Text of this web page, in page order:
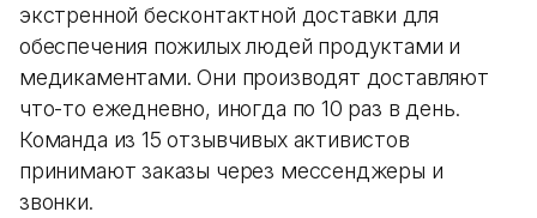
экстренной бесконтактной доставки для
обеспечения пожилых людей продуктами и
медикаментами. Они производят доставляют
что-то ежедневно, иногда по 10 раз в день.
Команда из 15 отзывчивых активистов
принимают заказы через мессенджеры и
звонки.